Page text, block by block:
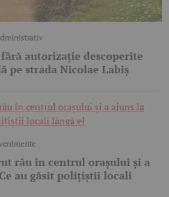
autorizație descoperite
pe strada Nicolae Labiș
rău în centrul orașului și a
au găsit polițiștii locali